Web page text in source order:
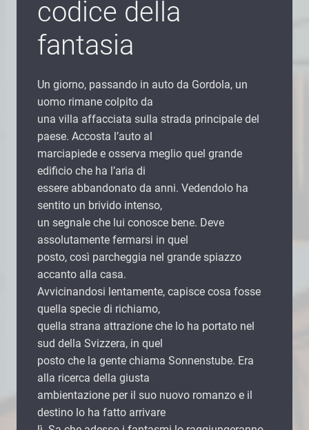
codice della
fantasia
Un giorno, passando in auto da Gordola, un
uomo rimane colpito da
una villa affacciata sulla strada principale del
paese. Accosta l’auto al
marciapiede e osserva meglio quel grande
edificio che ha l’aria di
essere abbandonato da anni. Vedendolo ha
sentito un brivido intenso,
un segnale che lui conosce bene. Deve
assolutamente fermarsi in quel
posto, così parcheggia nel grande spiazzo
accanto alla casa.
Avvicinandosi lentamente, capisce cosa fosse
quella specie di richiamo,
quella strana attrazione che lo ha portato nel
sud della Svizzera, in quel
posto che la gente chiama Sonnenstube. Era
alla ricerca della giusta
ambientazione per il suo nuovo romanzo e il
destino lo ha fatto arrivare